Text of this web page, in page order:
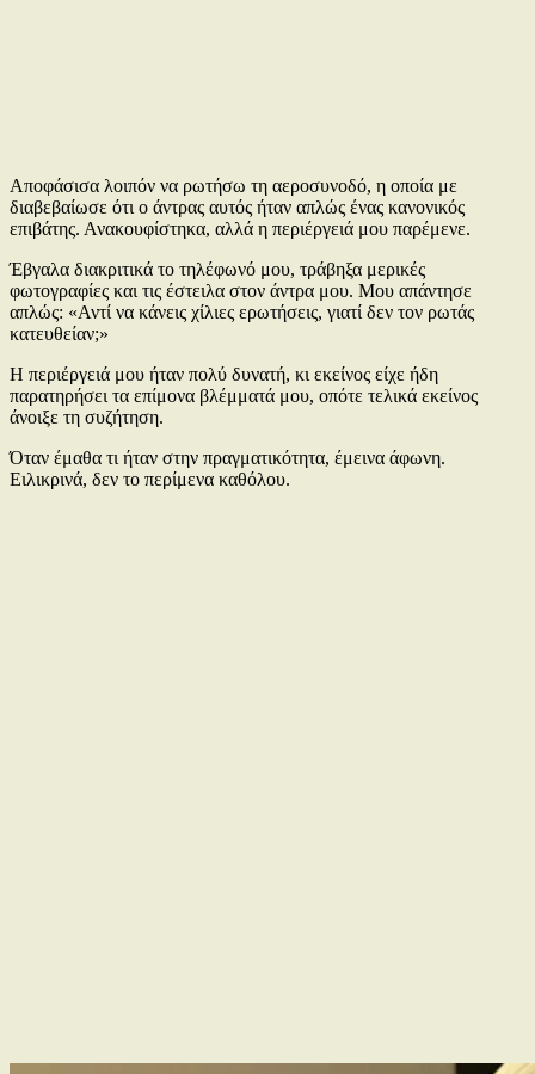
Αποφάσισα λοιπόν να ρωτήσω τη αεροσυνοδό, η οποία με
διαβεβαίωσε ότι ο άντρας αυτός ήταν απλώς ένας κανονικός
επιβάτης. Ανακουφίστηκα, αλλά η περιέργειά μου παρέμενε.
Έβγαλα διακριτικά το τηλέφωνό μου, τράβηξα μερικές
φωτογραφίες και τις έστειλα στον άντρα μου. Μου απάντησε
απλώς: «Αντί να κάνεις χίλιες ερωτήσεις, γιατί δεν τον ρωτάς
κατευθείαν;»
Η περιέργειά μου ήταν πολύ δυνατή, κι εκείνος είχε ήδη
παρατηρήσει τα επίμονα βλέμματά μου, οπότε τελικά εκείνος
άνοιξε τη συζήτηση.
Όταν έμαθα τι ήταν στην πραγματικότητα, έμεινα άφωνη.
Ειλικρινά, δεν το περίμενα καθόλου.